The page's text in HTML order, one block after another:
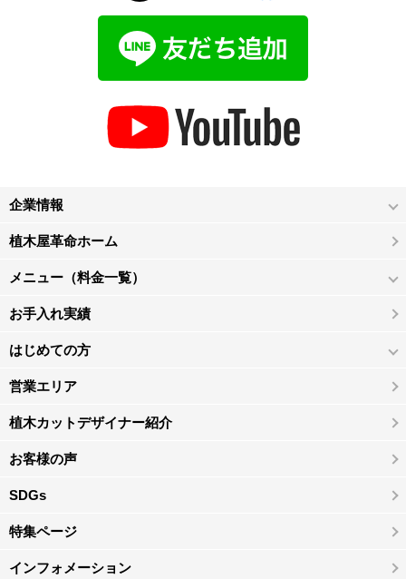
企業情報
植木屋革命ホーム
メニュー（料金一覧）
お手入れ実績
はじめての方
営業エリア
植木カットデザイナー紹介
お客様の声
SDGs
特集ページ
インフォメーション